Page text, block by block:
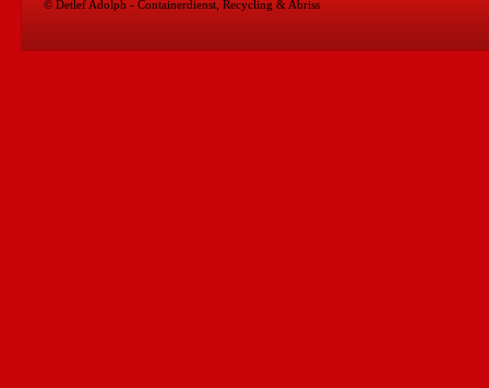
© Detlef Adolph - Containerdienst, Recycling & Abriss